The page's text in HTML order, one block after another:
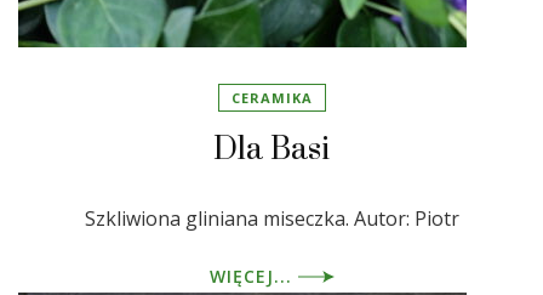
CERAMIKA
Dla Basi
Szkliwiona gliniana miseczka. Autor: Piotr
WIĘCEJ...